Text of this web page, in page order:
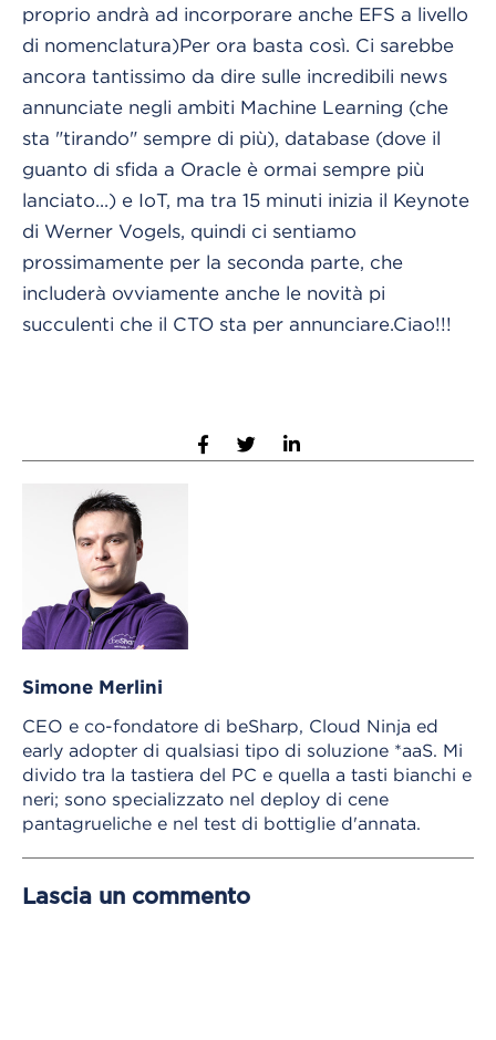
proprio andrà ad incorporare anche EFS a livello
di nomenclatura)Per ora basta così. Ci sarebbe
ancora tantissimo da dire sulle incredibili news
annunciate negli ambiti Machine Learning (che
sta "tirando" sempre di più), database (dove il
guanto di sfida a Oracle è ormai sempre più
lanciato...) e IoT, ma tra 15 minuti inizia il Keynote
di Werner Vogels, quindi ci sentiamo
prossimamente per la seconda parte, che
includerà ovviamente anche le novità pi
succulenti che il CTO sta per annunciare.Ciao!!!
Simone Merlini
CEO e co-fondatore di beSharp, Cloud Ninja ed
early adopter di qualsiasi tipo di soluzione *aaS. Mi
divido tra la tastiera del PC e quella a tasti bianchi e
neri; sono specializzato nel deploy di cene
pantagrueliche e nel test di bottiglie d'annata.
Lascia un commento